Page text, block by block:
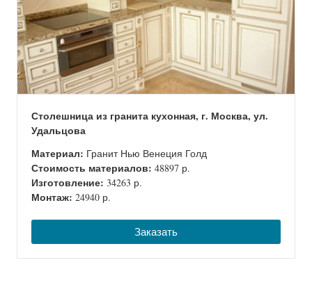
Столешница из гранита кухонная, г. Москва, ул.
Удальцова
Материал: Гранит Нью Венеция Голд
Стоимость материалов: 48897 р.
Изготовление: 34263 р.
Монтаж: 24940 р.
Заказать